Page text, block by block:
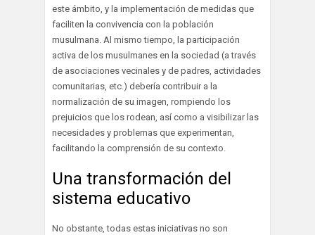
este ámbito, y la implementación de medidas que
faciliten la convivencia con la población
musulmana. Al mismo tiempo, la participación
activa de los musulmanes en la sociedad (a través
de asociaciones vecinales y de padres, actividades
comunitarias, etc.) debería contribuir a la
normalización de su imagen, rompiendo los
prejuicios que los rodean, así como a visibilizar las
necesidades y problemas que experimentan,
facilitando la comprensión de su contexto.
Una transformación del
sistema educativo
No obstante, todas estas iniciativas no son